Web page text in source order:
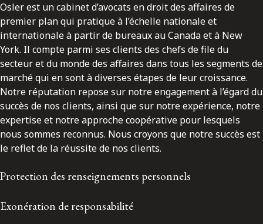
Osler est un cabinet d’avocats en droit des affaires de
premier plan qui pratique à l’échelle nationale et
internationale à partir de bureaux au Canada et à New
York. Il compte parmi ses clients des chefs de file du
secteur et du monde des affaires dans tous les segments de
marché qui en sont à diverses étapes de leur croissance.
Notre réputation repose sur notre engagement à l’égard du
succès de nos clients, ainsi que sur notre expérience, notre
expertise et notre approche coopérative pour lesquels
nous sommes reconnus. Nous croyons que notre succès est
le reflet de la réussite de nos clients.
Protection des renseignements personnels
Exonération de responsabilité